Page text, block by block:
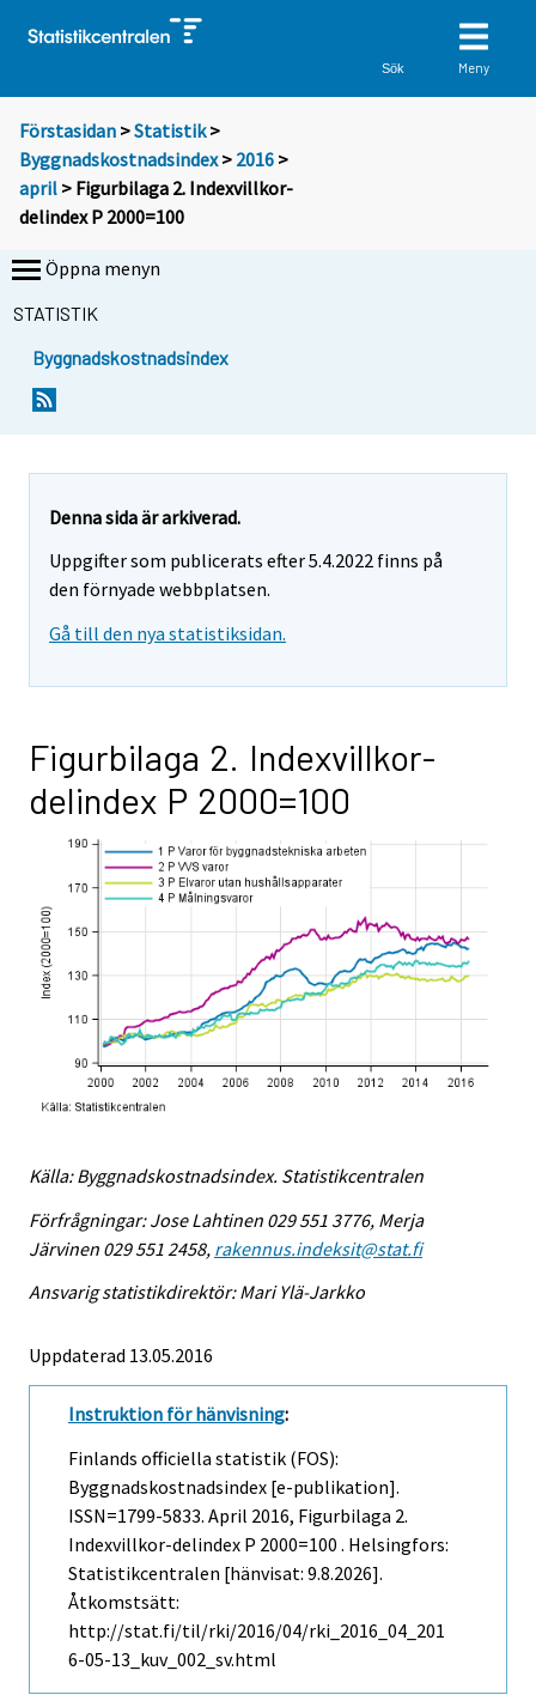
Sök Meny
Förstasidan >Statistik >
Byggnadskostnadsindex> 2016 >
april > Figurbilaga 2. Indexvillkor-
delindex P 2000=100
Öppna menyn
STATISTIK
Byggnadskostnadsindex
Denna sida är arkiverad.
Uppgifter som publicerats efter 5.4.2022 finns på
den förnyade webbplatsen.
Gå till den nya statistiksidan.
Figurbilaga 2. Indexvillkor-
delindex P 2000=100
Källa: Byggnadskostnadsindex. Statistikcentralen
Förfrågningar: Jose Lahtinen 029 551 3776, Merja
Järvinen 029 551 2458, rakennus.indeksit@stat.fi
Ansvarig statistikdirektör: Mari Ylä-Jarkko
Uppdaterad 13.05.2016
Instruktion för hänvisning:
Finlands officiella statistik (FOS):
Byggnadskostnadsindex [e-publikation].
ISSN=1799-5833. April 2016, Figurbilaga 2.
Indexvillkor-delindex P 2000=100 . Helsingfors:
Statistikcentralen [hänvisat: 9.8.2026].
Åtkomstsätt:
http://stat.fi/til/rki/2016/04/rki_2016_04_201
6-05-13_kuv_002_sv.html